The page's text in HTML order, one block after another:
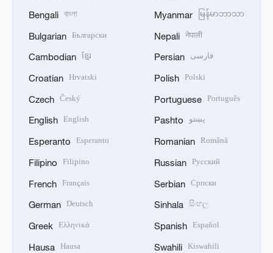
Bengali বাংলা
Bulgarian Български
Cambodian ខ្មែរ
Croatian Hrvatski
Czech Český
English English
Esperanto Esperanto
Filipino Filipino
French Français
German Deutsch
Greek Ελληνικά
Hausa Hausa
Myanmar မြန်မာဘာသာ
Nepali नेपाली
Persian فارسی
Polish Polski
Portuguese Português
Pashto پښتو
Romanian Română
Russian Русский
Serbian Српски
Sinhala සිංහල
Spanish Español
Swahili Kiswahili